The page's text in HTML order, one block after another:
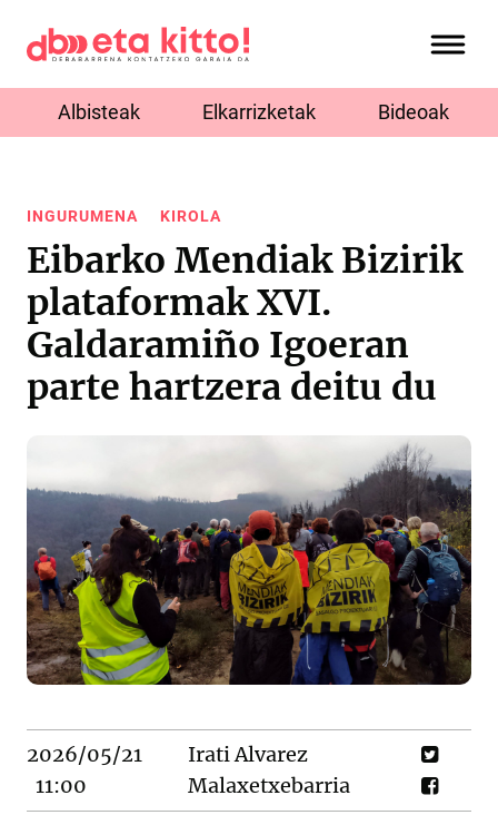
Albisteak Elkarrizketak Bideoak
INGURUMENA KIROLA
Eibarko Mendiak Bizirik
plataformak XVI.
Galdaramiño Igoeran
parte hartzera deitu du
2026/05/21
11:00
Irati Alvarez
Malaxetxebarria